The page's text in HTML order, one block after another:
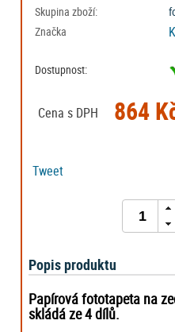
Skupina zboží:
Značka
Dostupnost:
Cena s DPH 864
Tweet
Popis produktu
Papírová fototapeta na
skládá ze 4 dílů.